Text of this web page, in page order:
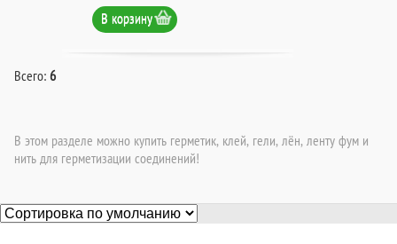
В корзину
Всего: 6
В этом разделе можно купить герметик, клей, гели, лён, ленту фум и
нить для герметизации соединений!